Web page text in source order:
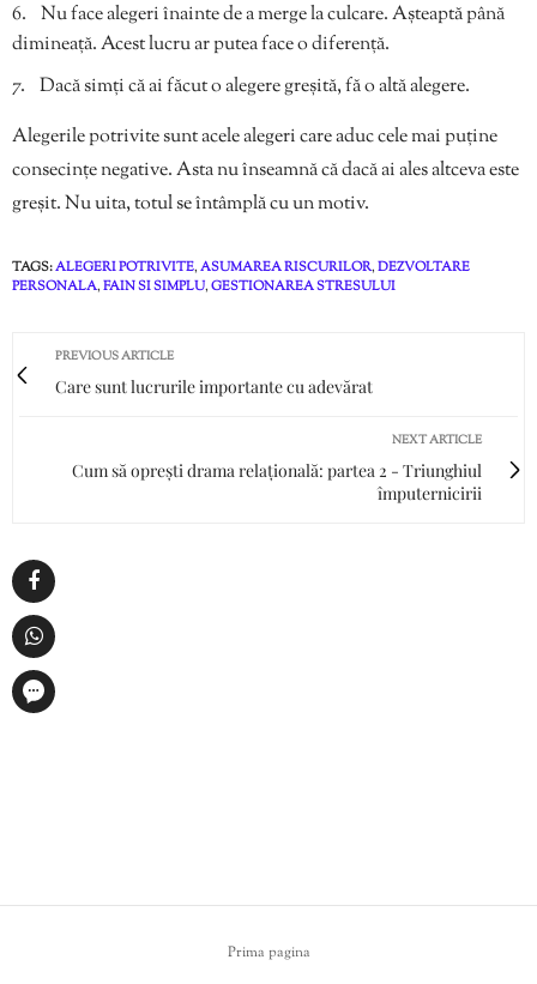
Nu face alegeri înainte de a merge la culcare. Așteaptă până
dimineață. Acest lucru ar putea face o diferență.
Dacă simți că ai făcut o alegere greșită, fă o altă alegere.
Alegerile potrivite sunt acele alegeri care aduc cele mai puține
consecințe negative. Asta nu înseamnă că dacă ai ales altceva este
greșit. Nu uita, totul se întâmplă cu un motiv.
TAGS:ALEGERI POTRIVITE,ASUMAREA RISCURILOR,DEZVOLTARE
PERSONALA,FAIN SI SIMPLU,GESTIONAREA STRESULUI
PREVIOUS ARTICLE
Care sunt lucrurile importante cu adevărat
NEXT ARTICLE
Cum să oprești drama relațională: partea 2 - Triunghiul
împuternicirii
Prima pagina